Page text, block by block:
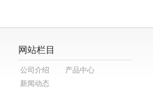
网站栏目
公司介绍
产品中心
新闻动态